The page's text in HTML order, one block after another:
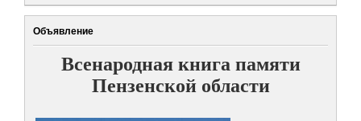
Объявление
Всенародная книга памяти
Пензенской области